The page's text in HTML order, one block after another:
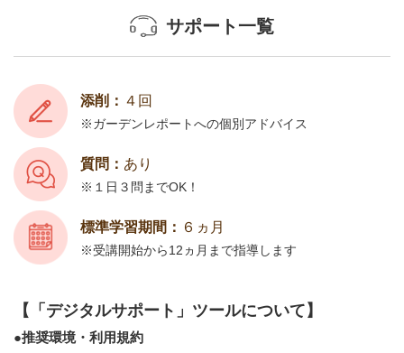
サポート一覧
添削： ４回
ガーデンレポートへの個別アドバイス
質問： あり
１日３問までOK！
標準学習期間： ６ヵ月
受講開始から12ヵ月まで指導します
【「デジタルサポート」ツールについて】
●推奨環境・利用規約